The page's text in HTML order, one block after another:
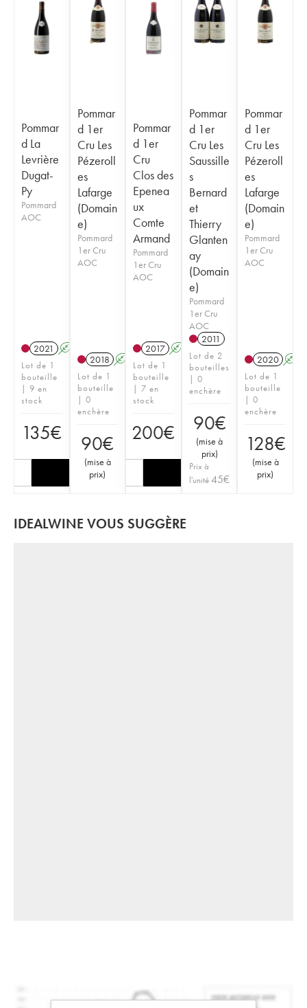
Pommar
d La
Levrière
Dugat-
Py
Pommard
AOC
2021 A
Lot de 1
bouteille
| 9 en
stock
135€
Pommar
d 1er
Cru Les
Pézeroll
es
Lafarge
(Domain
e)
Pommard
1er Cru
AOC
2018 A
Lot de 1
bouteille
| 0
enchère
90€
(mise à
prix)
Pommar
d 1er
Cru
Clos des
Epenea
ux
Comte
Armand
Pommard
1er Cru
AOC
2017 A
Lot de 1
bouteille
| 7 en
stock
200€
Pommar
d 1er
Cru Les
Saussille
s
Bernard
et
Thierry
Glanten
ay
(Domain
e)
Pommard
1er Cru
AOC
2011
Lot de 2
bouteilles
| 0
enchère
90€
(mise à
prix)
Prix à
l'unité45€
Pommar
d 1er
Cru Les
Pézeroll
es
Lafarge
(Domain
e)
Pommard
1er Cru
AOC
2020 A
Lot de 1
bouteille
| 0
enchère
128€
(mise à
prix)
IDEALWINE VOUS SUGGÈRE